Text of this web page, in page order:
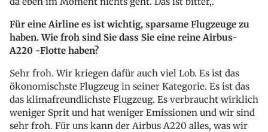
Für eine Airline es ist wichtig, sparsame Flugzeuge zu
haben. Wie froh sind Sie dass Sie eine reine Airbus-
A220 -Flotte haben?
Sehr froh. Wir kriegen dafür auch viel Lob. Es ist das
ökonomischste Flugzeug in seiner Kategorie. Es ist das
das klimafreundlichste Flugzeug. Es verbraucht wirklich
weniger Sprit und hat weniger Emissionen und wir sind
sehr froh. Für uns kann der Airbus A220 alles, was wir